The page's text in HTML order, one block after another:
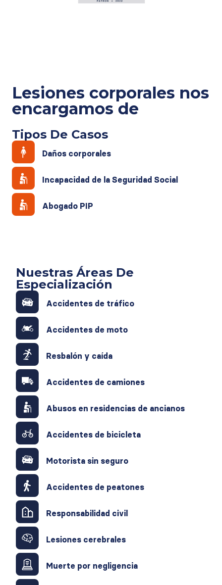
Lesiones corporales nos
encargamos de
Tipos De Casos
Daños corporales
Incapacidad de la Seguridad Social
Abogado PIP
Nuestras Áreas De
Especialización
Accidentes de tráfico
Accidentes de moto
Resbalón y caída
Accidentes de camiones
Abusos en residencias de ancianos
Accidentes de bicicleta
Motorista sin seguro
Accidentes de peatones
Responsabilidad civil
Lesiones cerebrales
Muerte por negligencia